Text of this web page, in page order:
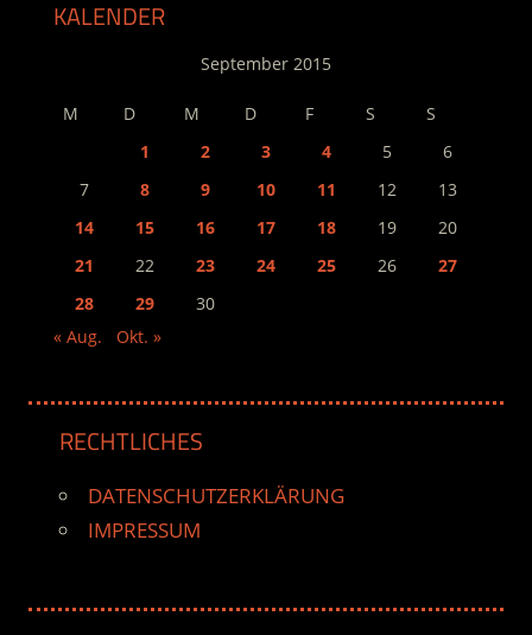
KALENDER
September 2015
M D M D F S
S
1
2 3 4 5
6
7
8 9 10 11 12
13
14
15 16 17 18 19
20
21
22 23 24 25 26
27
28
29
30
« Aug.
Okt. »
RECHTLICHES
DATENSCHUTZERKLÄRUNG
IMPRESSUM